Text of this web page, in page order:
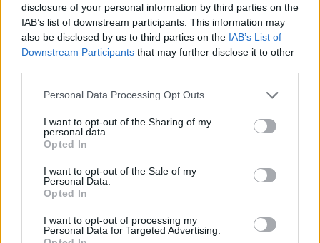
disclosure of your personal information by third parties on the
IAB’s list of downstream participants. This information may
also be disclosed by us to third parties on the IAB’s List of
Downstream Participants that may further disclose it to other
Personal Data Processing Opt Outs
I want to opt-out of the Sharing of my
personal data.
Opted In
I want to opt-out of the Sale of my
Personal Data.
Opted In
I want to opt-out of processing my
Personal Data for Targeted Advertising.
Σχολικό πρωτάθλημα ποδοσφαίρου
κοριτσιών: Ήττα - αποκλεισμός από ΓΕΛ